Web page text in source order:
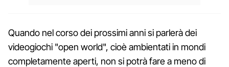
Quando nel corso dei prossimi anni si parlerà dei
videogiochi "open world", cioè ambientati in mondi
completamente aperti, non si potrà fare a meno di